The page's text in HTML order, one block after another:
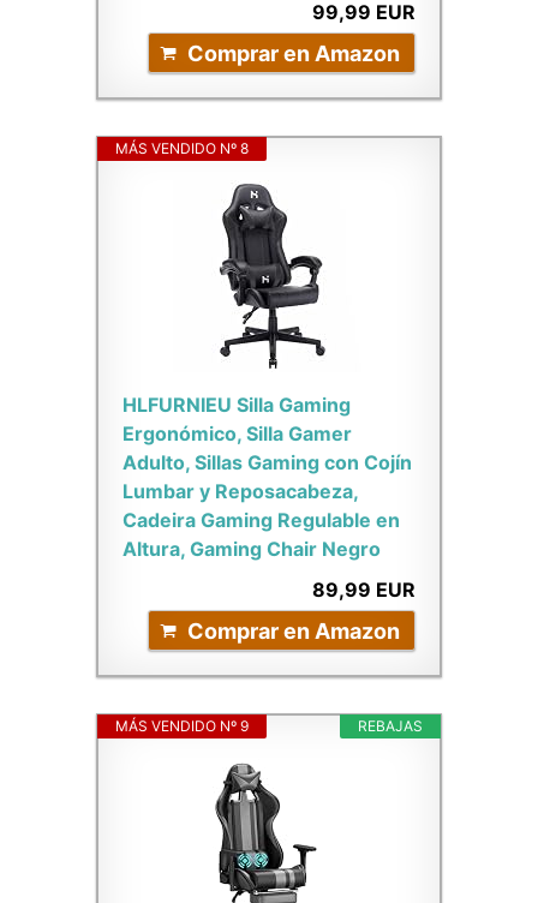
99,99 EUR
Comprar en Amazon
MÁS VENDIDO Nº 8
HLFURNIEU Silla Gaming
Ergonómico, Silla Gamer
Adulto, Sillas Gaming con Cojín
Lumbar y Reposacabeza,
Cadeira Gaming Regulable en
Altura, Gaming Chair Negro
89,99 EUR
Comprar en Amazon
REBAJAS
MÁS VENDIDO Nº 9